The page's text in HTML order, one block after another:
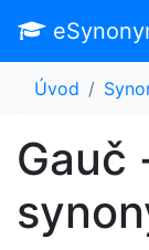
Úvod
Gauč